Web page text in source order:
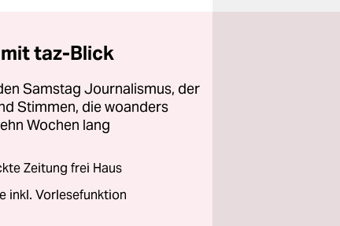
taz-Blick
Samstag Journalismus, der
Stimmen, die woanders
Wochen lang
Zeitung frei Haus
inkl. Vorlesefunktion